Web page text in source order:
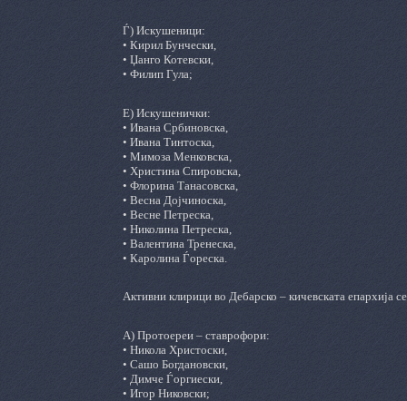
Ѓ) Искушеници:
• Кирил Бунчески,
• Џанго Котевски,
• Филип Гула;
Е) Искушенички:
• Ивана Србиновска,
• Ивана Тинтоска,
• Мимоза Менковска,
• Христина Спировска,
• Флорина Танасовска,
• Весна Дојчиноска,
• Весне Петреска,
• Николина Петреска,
• Валентина Тренеска,
• Каролина Ѓореска.
Активни клирици во Дебарско – кичевската епархија
А) Протоереи – ставрофори:
• Никола Христоски,
• Сашо Богдановски,
• Димче Ѓоргиески,
• Игор Никовски;